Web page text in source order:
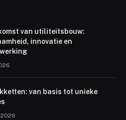
van utiliteitsbouw:
innovatie en
van basis tot unieke